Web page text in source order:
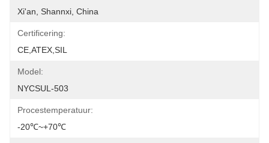
Xi'an, Shannxi, China
Certificering:
CE,ATEX,SIL
Model:
NYCSUL-503
Procestemperatuur:
-20℃~+70℃